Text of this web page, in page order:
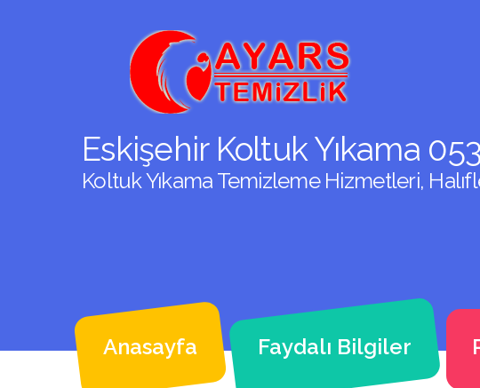
Eskişehir Koltuk Yıkama
Koltuk Yıkama Temizleme Hizmetleri,
Anasayfa Faydalı Bilgiler